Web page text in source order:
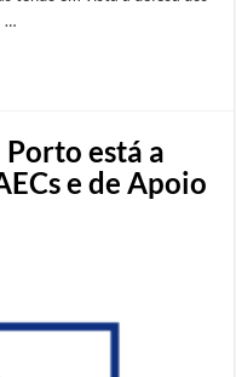
…
está a
e de Apoio